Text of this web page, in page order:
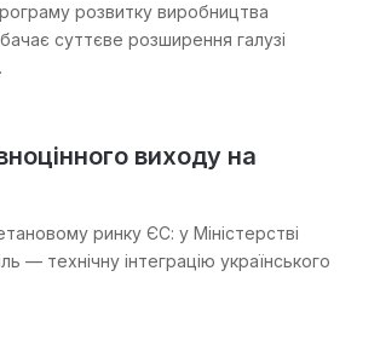
розвитку виробництва
суттєве розширення галузі
виходу на
ринку ЄС: у Міністерстві
— технічну інтеграцію українського